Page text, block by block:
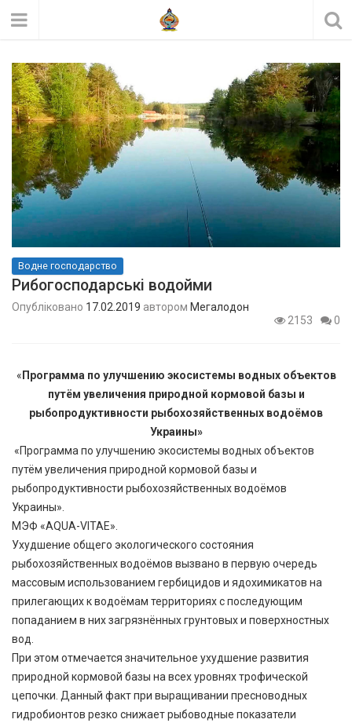
Водне господарство
Рибогосподарські водойми
Опубліковано 17.02.2019 автором Мегалодон
2153
0
« Программа по улучшению экосистемы водных объектов
путём увеличения природной кормовой базы и
рыбопродуктивности рыбохозяйственных водоёмов
Украины»
«Программа по улучшению экосистемы водных объектов
путём увеличения природной кормовой базы и
рыбопродуктивности рыбохозяйственных водоёмов
Украины».
МЭФ «AQUA-VITAE».
Ухудшение общего экологического состояния
рыбохозяйственных водоёмов вызвано в первую очередь
массовым использованием гербицидов и ядохимикатов на
прилегающих к водоёмам территориях с последующим
попаданием в них загрязнённых грунтовых и поверхностных
вод.
При этом отмечается значительное ухудшение развития
природной кормовой базы на всех уровнях трофической
цепочки. Данный факт при выращивании пресноводных
гидробионтов резко снижает рыбоводные показатели